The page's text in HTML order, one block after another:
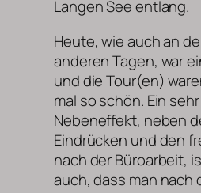
Langen See entlang.
Heute, wie auch an
anderen Tagen, war
und die Tour(en)
mal so schön. Ein
Nebeneffekt, neben
Eindrücken und den
nach der Büroarbeit,
auch, dass man nach